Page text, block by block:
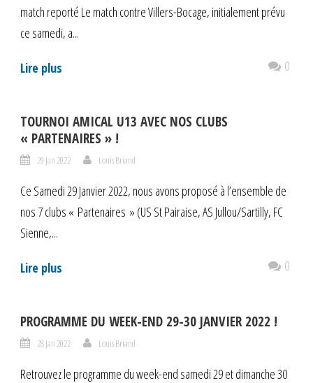
match reporté Le match contre Villers-Bocage, initialement prévu
ce samedi, a...
Lire plus 0
TOURNOI AMICAL U13 AVEC NOS CLUBS
« PARTENAIRES » !
29 Jan 2022 Louis Briand
Ce Samedi 29 Janvier 2022, nous avons proposé à l’ensemble de
nos 7 clubs « Partenaires » (US St Pairaise, AS Jullou/Sartilly, FC
Sienne,...
Lire plus 0
PROGRAMME DU WEEK-END 29-30 JANVIER 2022 !
28 Jan 2022 Louis Briand
Retrouvez le programme du week-end samedi 29 et dimanche 30